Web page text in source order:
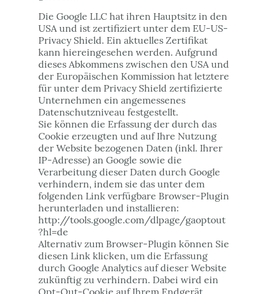
Die Google LLC hat ihren Hauptsitz in den
USA und ist zertifiziert unter dem EU-US-
Privacy Shield. Ein aktuelles Zertifikat
kann hiereingesehen werden. Aufgrund
dieses Abkommens zwischen den USA und
der Europäischen Kommission hat letztere
für unter dem Privacy Shield zertifizierte
Unternehmen ein angemessenes
Datenschutzniveau festgestellt.
Sie können die Erfassung der durch das
Cookie erzeugten und auf Ihre Nutzung
der Website bezogenen Daten (inkl. Ihrer
IP-Adresse) an Google sowie die
Verarbeitung dieser Daten durch Google
verhindern, indem sie das unter dem
folgenden Link verfügbare Browser-Plugin
herunterladen und installieren:
http://tools.google.com/dlpage/gaoptout
?hl=de
Alternativ zum Browser-Plugin können Sie
diesen Link klicken, um die Erfassung
durch Google Analytics auf dieser Website
zukünftig zu verhindern. Dabei wird ein